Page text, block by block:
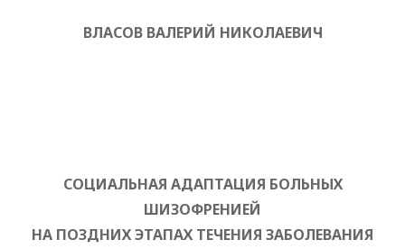
ВЛАСОВ ВАЛЕРИЙ НИКОЛАЕВИЧ
СОЦИАЛЬНАЯ АДАПТАЦИЯ БОЛЬНЫХ
ШИЗОФРЕНИЕЙ
НА ПОЗДНИХ ЭТАПАХ ТЕЧЕНИЯ ЗАБОЛЕВАНИЯ